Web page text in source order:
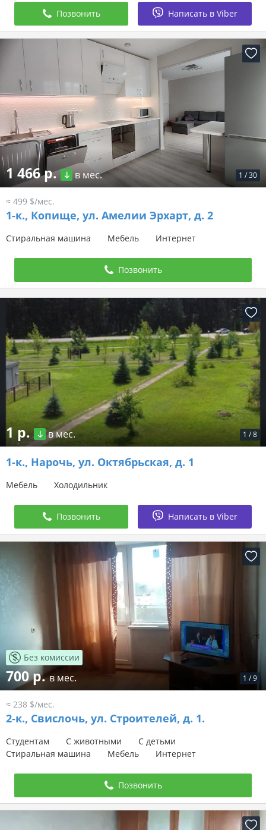
Позвонить Написать в Viber
1 /30
1 466 р. в мес.
≈ 499 $/мес.
1-к., Копище, ул. Амелии Эрхарт, д. 2
Стиральная машина Мебель Интернет
Позвонить
1 /8
1 р. в мес.
1-к., Нарочь, ул. Октябрьская, д. 1
Мебель Холодильник
Позвонить Написать в Viber
1 /9
Без комиссии
700 р.в мес.
≈ 238 $/мес.
2-к., Свислочь, ул. Строителей, д. 1.
Студентам С животными
С детьми
Стиральная машина
Мебель Интернет
Позвонить